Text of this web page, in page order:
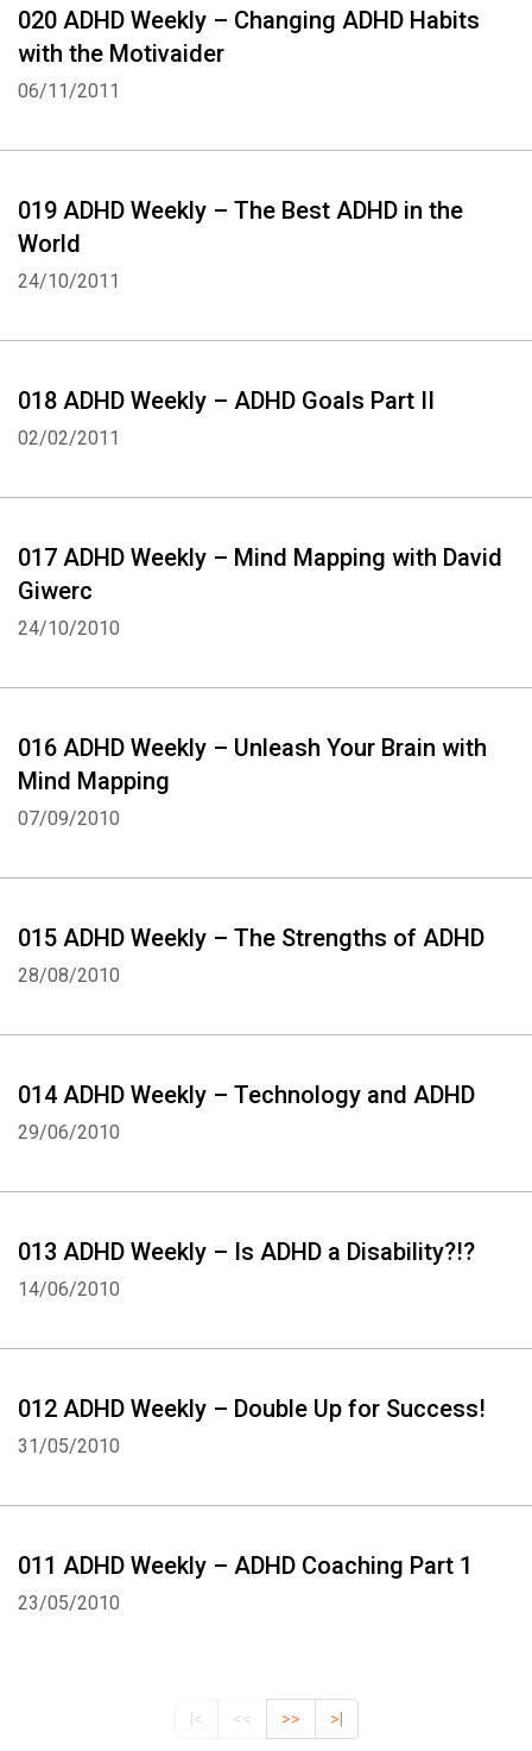
020 ADHD Weekly – Changing ADHD Habits
with the Motivaider
06/11/2011
019 ADHD Weekly – The Best ADHD in the
World
24/10/2011
018 ADHD Weekly – ADHD Goals Part II
02/02/2011
017 ADHD Weekly – Mind Mapping with David
Giwerc
24/10/2010
016 ADHD Weekly – Unleash Your Brain with
Mind Mapping
07/09/2010
015 ADHD Weekly – The Strengths of ADHD
28/08/2010
014 ADHD Weekly – Technology and ADHD
29/06/2010
013 ADHD Weekly – Is ADHD a Disability?!?
14/06/2010
012 ADHD Weekly – Double Up for Success!
31/05/2010
011 ADHD Weekly – ADHD Coaching Part 1
23/05/2010
|< << >> >|